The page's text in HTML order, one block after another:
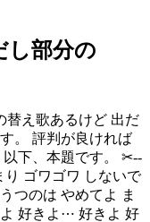
し部分の
替え歌あるけど 出だ
。 評判が良ければ
下、本題です。 ‪✂︎‬--
り ゴワゴワ しないで
つのは やめてよ ま
好きよ⋯ 好きよ 好